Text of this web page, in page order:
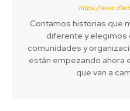
https://
Contamos historias que
diferente y elegimos
comunidades y
están empezando ahora
que van a